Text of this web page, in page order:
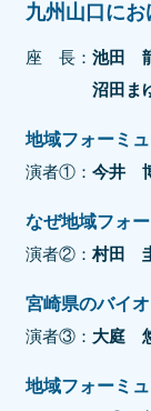
九州山口に
座 長： 池田
沼田ま
地域フォーミ
演者①： 今井
なぜ地域フォ
演者②：村田
宮崎県のバイ
演者③： 大庭
地域フォーミ